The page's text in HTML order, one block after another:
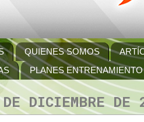
QUIENES SOMOS
PLANES ENTRENAMIENTO
DICIEMBRE DE